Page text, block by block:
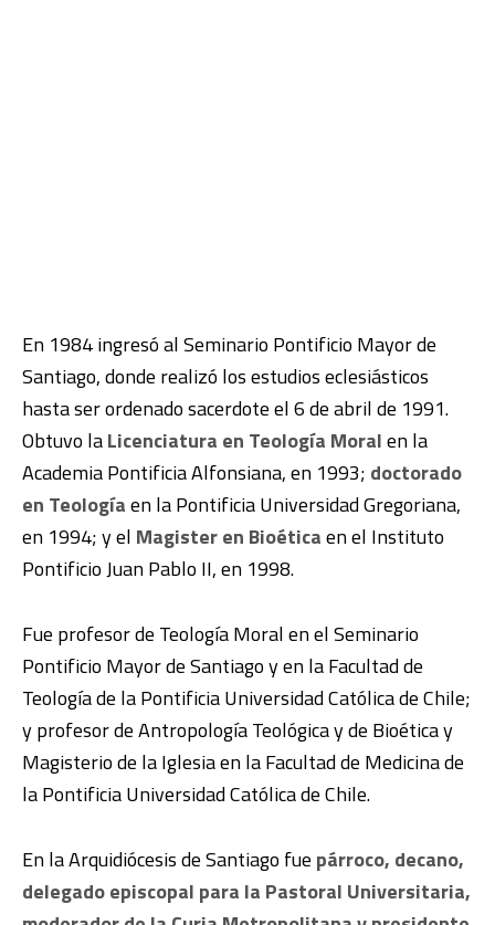
En 1984 ingresó al Seminario Pontificio Mayor de
Santiago, donde realizó los estudios eclesiásticos
hasta ser ordenado sacerdote el 6 de abril de 1991.
Obtuvo laLicenciatura en Teología Moralen la
Academia Pontificia Alfonsiana, en 1993; doctorado
en Teologíaen la Pontificia Universidad Gregoriana,
en 1994; y el Magister en Bioéticaen el Instituto
Pontificio Juan Pablo II, en 1998.
Fue profesor de Teología Moral en el Seminario
Pontificio Mayor de Santiago y en la Facultad de
Teología de la Pontificia Universidad Católica de Chile;
y profesor de Antropología Teológica y de Bioética y
Magisterio de la Iglesia en la Facultad de Medicina de
la Pontificia Universidad Católica de Chile.
En la Arquidiócesis de Santiago fue párroco, decano,
delegado episcopal para la Pastoral Universitaria,